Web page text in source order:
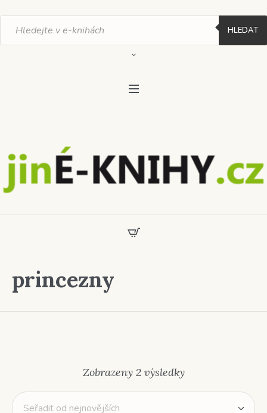
Products
search HLEDAT
princezny
Zobrazeny 2 výsledkySeřazeno